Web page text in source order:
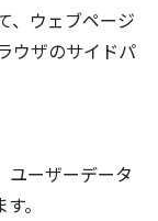
、ウェブページ
ウザのサイドパ
ユーザーデータ
。